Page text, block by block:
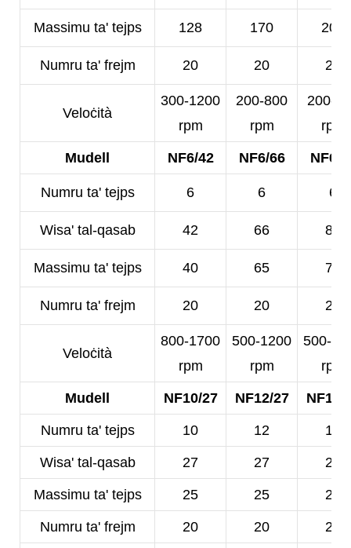
Massimu ta' tejps 128 170 200
Numru ta' frejm 20 20 20
Veloċità
300-1200
rpm
200-800
rpm
200-
rpm
Mudell NF6/42 NF6/66 NF6/
Numru ta' tejps 6 6 6
Wisa' tal-qasab 42 66 80
Massimu ta' tejps 40 65 78
Numru ta' frejm 20 20 20
Veloċità
800-1700
rpm
500-1200
rpm
500-
rpm
Mudell NF10/27 NF12/27 NF14/
Numru ta' tejps 10 12 14
Wisa' tal-qasab 27 27 25
Massimu ta' tejps 25 25 23
Numru ta' frejm 20 20 20